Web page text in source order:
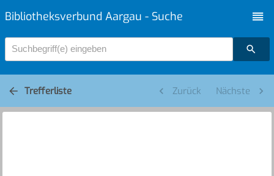
Bibliotheksverbund Aargau - Suche
Suchbegriff(e) eingeben
Trefferliste Zurück Nächste